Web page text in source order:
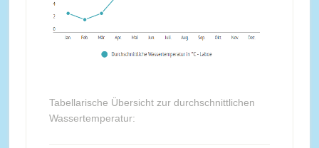
Tabellarische Übersicht zur durchschnittlichen
Wassertemperatur: